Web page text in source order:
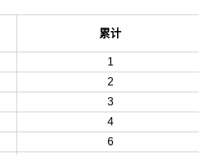
累计
1
2
3
4
6